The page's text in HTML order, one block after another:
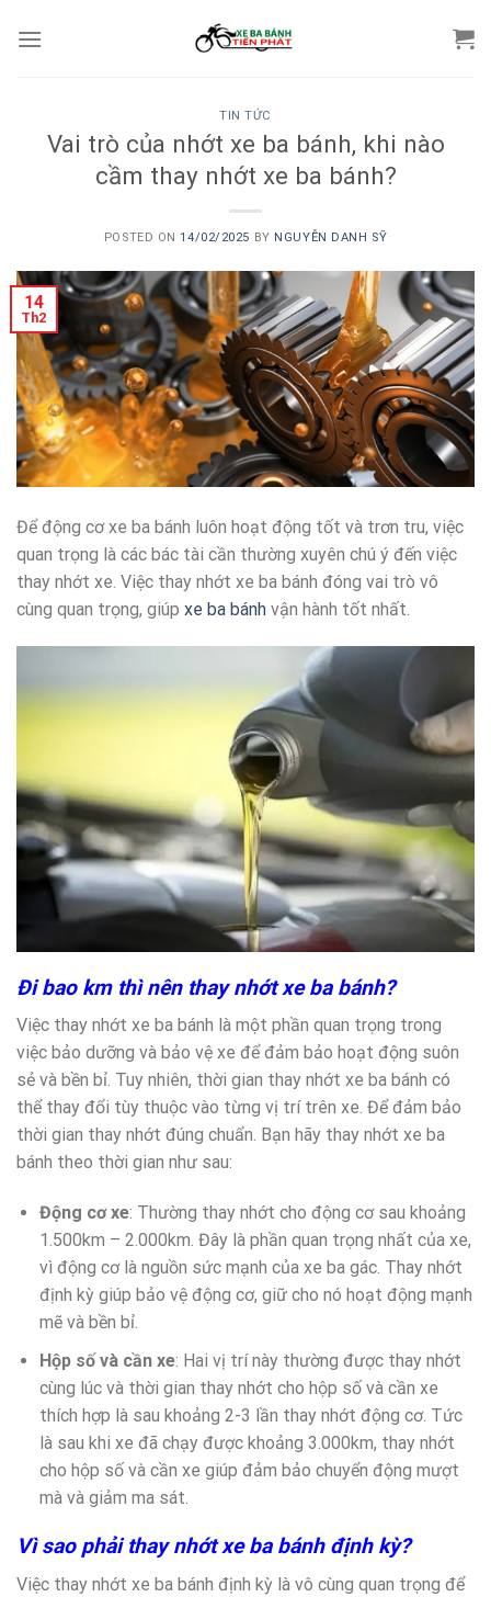
TIN TỨC
Vai trò của nhớt xe ba bánh, khi nào
cầm thay nhớt xe ba bánh?
POSTED ON14/02/2025 BY NGUYỄN DANH SỸ
14
Th2
Để động cơ xe ba bánh luôn hoạt động tốt và trơn tru, việc
quan trọng là các bác tài cần thường xuyên chú ý đến việc
thay nhớt xe. Việc thay nhớt xe ba bánh đóng vai trò vô
cùng quan trọng, giúp xe ba bánh vận hành tốt nhất.
Đi bao km thì nên thay nhớt xe ba bánh?
Việc thay nhớt xe ba bánh là một phần quan trọng trong
việc bảo dưỡng và bảo vệ xe để đảm bảo hoạt động suôn
sẻ và bền bỉ. Tuy nhiên, thời gian thay nhớt xe ba bánh có
thể thay đổi tùy thuộc vào từng vị trí trên xe. Để đảm bảo
thời gian thay nhớt đúng chuẩn. Bạn hãy thay nhớt xe ba
bánh theo thời gian như sau:
Động cơ xe: Thường thay nhớt cho động cơ sau khoảng
1.500km – 2.000km. Đây là phần quan trọng nhất của xe,
vì động cơ là nguồn sức mạnh của xe ba gác. Thay nhớt
định kỳ giúp bảo vệ động cơ, giữ cho nó hoạt động mạnh
mẽ và bền bỉ.
Hộp số và cần xe: Hai vị trí này thường được thay nhớt
cùng lúc và thời gian thay nhớt cho hộp số và cần xe
thích hợp là sau khoảng 2-3 lần thay nhớt động cơ. Tức
là sau khi xe đã chạy được khoảng 3.000km, thay nhớt
cho hộp số và cần xe giúp đảm bảo chuyển động mượt
mà và giảm ma sát.
Vì sao phải thay nhớt xe ba bánh định kỳ?
Việc thay nhớt xe ba bánh định kỳ là vô cùng quan trọng để